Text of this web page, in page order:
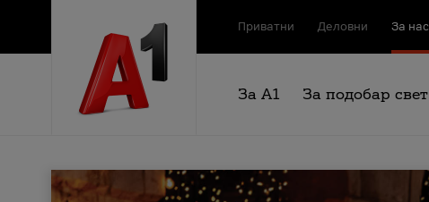
Приватни Деловни За нас
За А1 За подобар свет